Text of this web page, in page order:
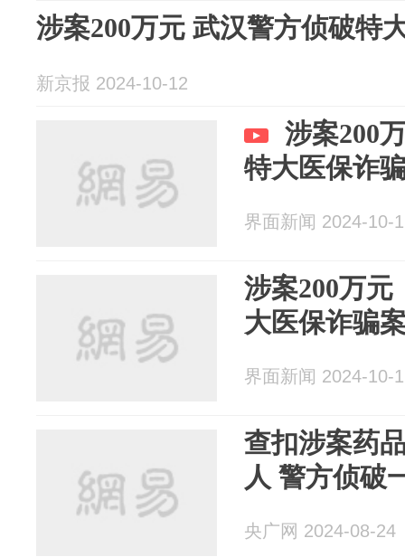
涉案200万元 武汉警方侦破特
新京报 2024-10-12
涉案200
特大医保诈
界面新闻 2024-10-
涉案200万元
大医保诈骗
界面新闻 2024-10-
查扣涉案药
人 警方侦
央广网 2024-08-24